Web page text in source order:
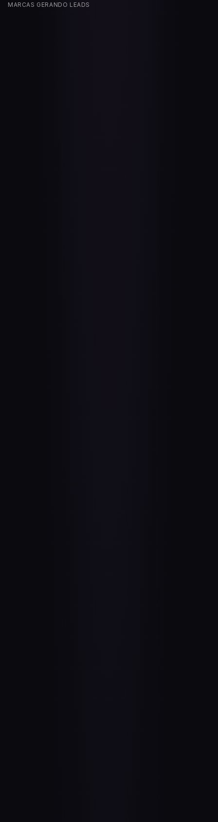
MARCAS GERANDO LEADS